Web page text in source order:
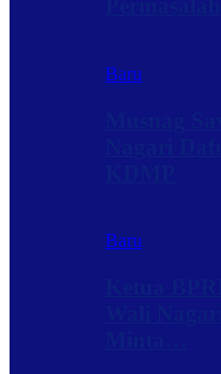
Baru
Baru